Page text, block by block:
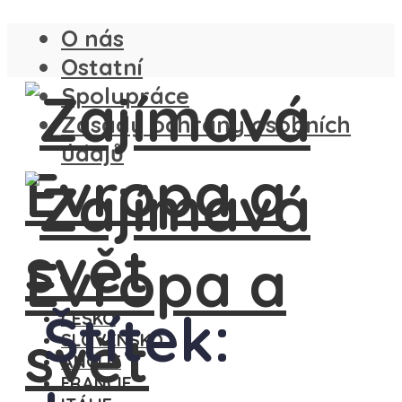
O nás
Ostatní
Spolupráce
Zásady ochrany osobních
údajů
ČESKO
SLOVENSKO
ANGLIE
FRANCIE
Štítek: